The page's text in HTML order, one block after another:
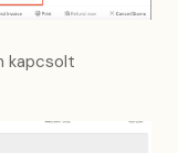
kapcsolt